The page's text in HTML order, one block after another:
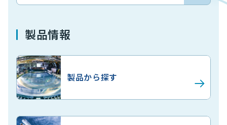
製品情報
製品から探す